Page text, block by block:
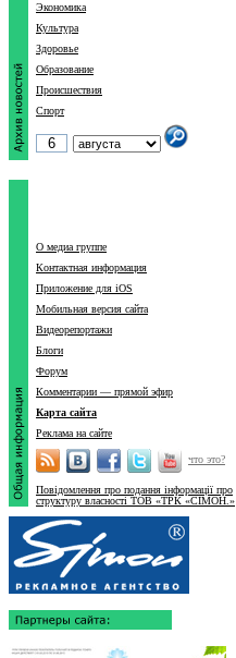
Экономика
Культура
Здоровье
Образование
Происшествия
Спорт
О медиа группе
Контактная информация
Приложение для iOS
Мобильная версия сайта
Видеорепортажи
Блоги
Форум
Комментарии — прямой эфир
Карта сайта
Реклама на сайте
что это?
Повідомлення про подання інформації про
структуру власності ТОВ «ТРК «СІМОН.»